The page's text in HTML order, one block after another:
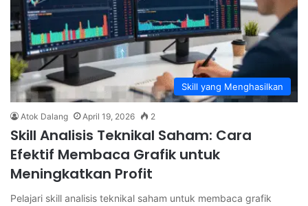
Skill yang Menghasilkan
Atok Dalang April 19, 2026 2
Skill Analisis Teknikal Saham: Cara
Efektif Membaca Grafik untuk
Meningkatkan Profit
Pelajari skill analisis teknikal saham untuk membaca grafik